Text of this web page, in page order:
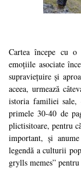
Cartea începe cu
emoțiile asociate
supraviețuire și
aceea, urmează
istoria familiei sale,
primele 30-40 de
plictisitoare, pentru
important, și
legendă a culturii
grylls memes”